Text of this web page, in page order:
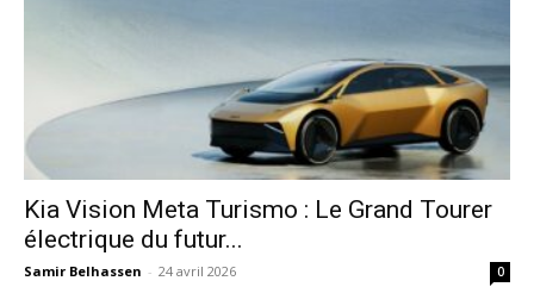
Kia Vision Meta Turismo : Le Grand Tourer
électrique du futur...
Samir Belhassen - 24 avril 2026 0